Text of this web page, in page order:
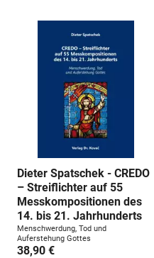
Dieter Spatschek - CREDO
– Streiflichter auf 55
Messkompositionen des
14. bis 21. Jahrhunderts
Menschwerdung, Tod und
Auferstehung Gottes
38,90 €